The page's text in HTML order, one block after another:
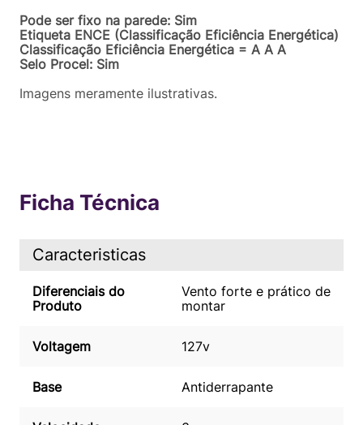
Pode ser fixo na parede: Sim
Etiqueta ENCE (Classificação Eficiência Energética)
Classificação Eficiência Energética = A A A
Selo Procel: Sim
Imagens meramente ilustrativas.
Ficha Técnica
Caracteristicas
Diferenciais do
Produto
Vento forte e prático de
montar
Voltagem 127v
Base Antiderrapante